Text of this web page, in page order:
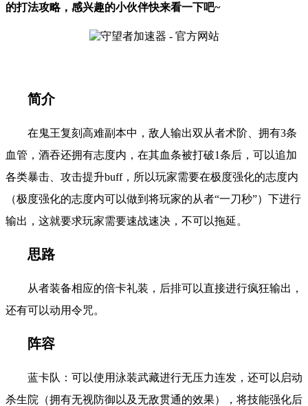
的打法攻略，感兴趣的小伙伴快来看一下吧~
简介
在鬼王复刻高难副本中，敌人输出双从者术阶、拥有3条
血管，酒吞还拥有志度内，在其血条被打破1条后，可以追加
各类暴击、攻击提升buff，所以玩家需要在极度强化的志度内
（极度强化的志度内可以做到将玩家的从者“一刀秒”）下进行
输出，这就要求玩家需要速战速决，不可以拖延。
思路
从者装备相应的倍卡礼装，后排可以直接进行疯狂输出，
还有可以动用令咒。
阵容
蓝卡队：可以使用泳装武藏进行无压力连发，还可以启动
杀生院（拥有无视防御以及无敌贯通的效果），将技能强化后